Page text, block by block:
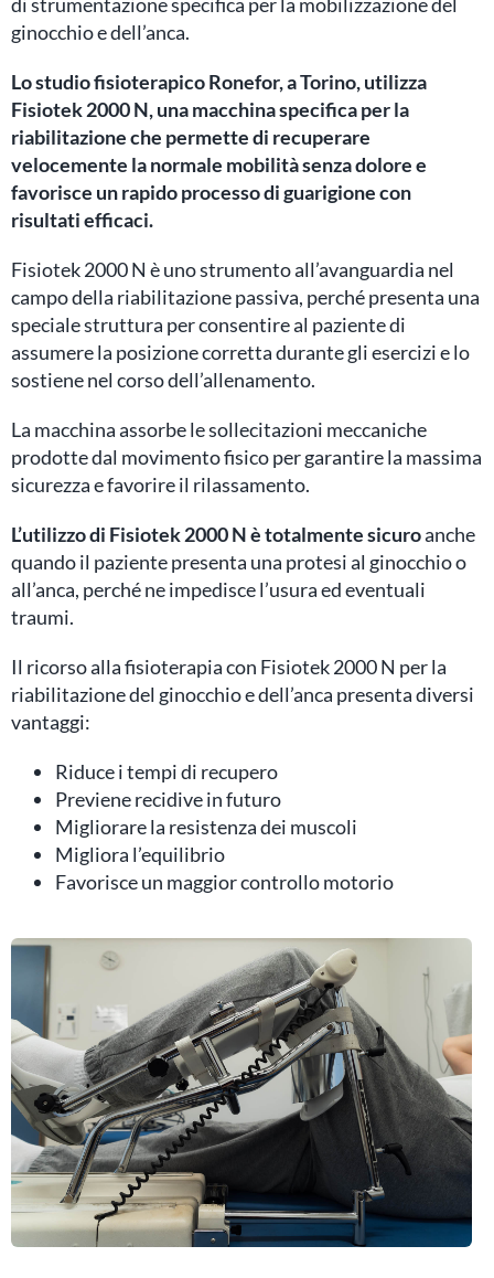
ginocchio e dell’anca.
Lo studio fisioterapico Ronefor, a Torino, utilizza
Fisiotek 2000 N, una macchina specifica per la
riabilitazione che permette di recuperare
velocemente la normale mobilità senza dolore e
favorisce un rapido processo di guarigione con
risultati efficaci.
Fisiotek 2000 N è uno strumento all’avanguardia nel
campo della riabilitazione passiva, perché presenta una
speciale struttura per consentire al paziente di
assumere la posizione corretta durante gli esercizi e lo
sostiene nel corso dell’allenamento.
La macchina assorbe le sollecitazioni meccaniche
prodotte dal movimento fisico per garantire la massima
sicurezza e favorire il rilassamento.
L’utilizzo di Fisiotek 2000 N è totalmente sicuroanche
quando il paziente presenta una protesi al ginocchio o
all’anca, perché ne impedisce l’usura ed eventuali
traumi.
Il ricorso alla fisioterapia con Fisiotek 2000 N per la
riabilitazione del ginocchio e dell’anca presenta diversi
vantaggi:
Riduce i tempi di recupero
Previene recidive in futuro
Migliorare la resistenza dei muscoli
Migliora l’equilibrio
Favorisce un maggior controllo motorio